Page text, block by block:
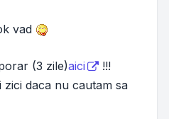
vad
(3 zile)aici
!!!
zici daca nu cautam sa